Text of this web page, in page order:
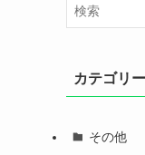
カテゴリー
その他